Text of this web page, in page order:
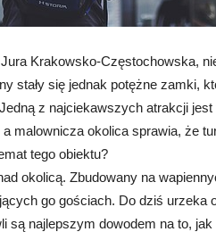
Krakowsko-Częstochowska,
stały się jednak potężne zamki,
z najciekawszych atrakcji
malownicza okolica sprawia, że
tego obiektu?
okolicą. Zbudowany na
go gościach. Do dziś urzeka
są najlepszym dowodem na to,